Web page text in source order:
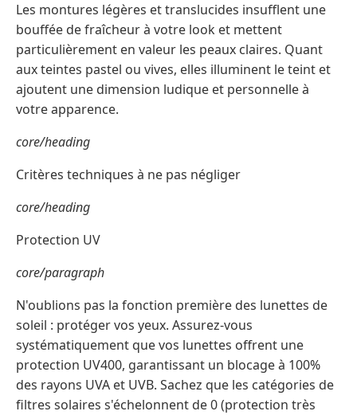
Les montures légères et translucides insufflent une
bouffée de fraîcheur à votre look et mettent
particulièrement en valeur les peaux claires. Quant
aux teintes pastel ou vives, elles illuminent le teint et
ajoutent une dimension ludique et personnelle à
votre apparence.
core/heading
Critères techniques à ne pas négliger
core/heading
Protection UV
core/paragraph
N'oublions pas la fonction première des lunettes de
soleil : protéger vos yeux. Assurez-vous
systématiquement que vos lunettes offrent une
protection UV400, garantissant un blocage à 100%
des rayons UVA et UVB. Sachez que les catégories de
filtres solaires s'échelonnent de 0 (protection très